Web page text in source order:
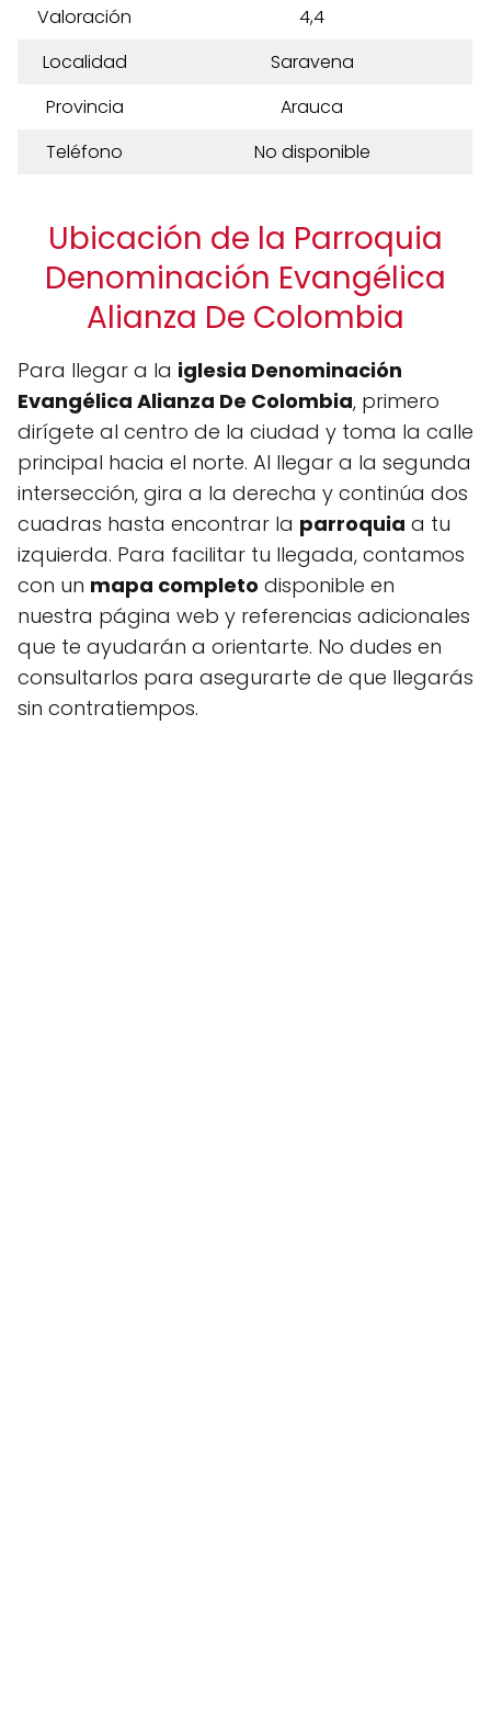
Valoración
4,4
Localidad
Saravena
Provincia
Arauca
Teléfono
No disponible
Ubicación de la Parroquia
Denominación Evangélica
Alianza De Colombia
Para llegar a la iglesia Denominación
Evangélica Alianza De Colombia, primero
dirígete al centro de la ciudad y toma la calle
principal hacia el norte. Al llegar a la segunda
intersección, gira a la derecha y continúa dos
cuadras hasta encontrar la parroquia a tu
izquierda. Para facilitar tu llegada, contamos
con un mapa completo disponible en
nuestra página web y referencias adicionales
que te ayudarán a orientarte. No dudes en
consultarlos para asegurarte de que llegarás
sin contratiempos.